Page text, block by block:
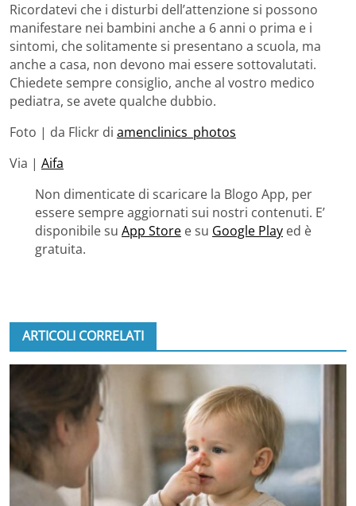
Ricordatevi che i disturbi dell’attenzione si possono
manifestare nei bambini anche a 6 anni o prima e i
sintomi, che solitamente si presentano a scuola, ma
anche a casa, non devono mai essere sottovalutati.
Chiedete sempre consiglio, anche al vostro medico
pediatra, se avete qualche dubbio.
Foto | da Flickr di amenclinics_photos
Via | Aifa
Non dimenticate di scaricare la Blogo App, per
essere sempre aggiornati sui nostri contenuti. E’
disponibile su App Store e su Google Play ed è
gratuita.
ARTICOLI CORRELATI